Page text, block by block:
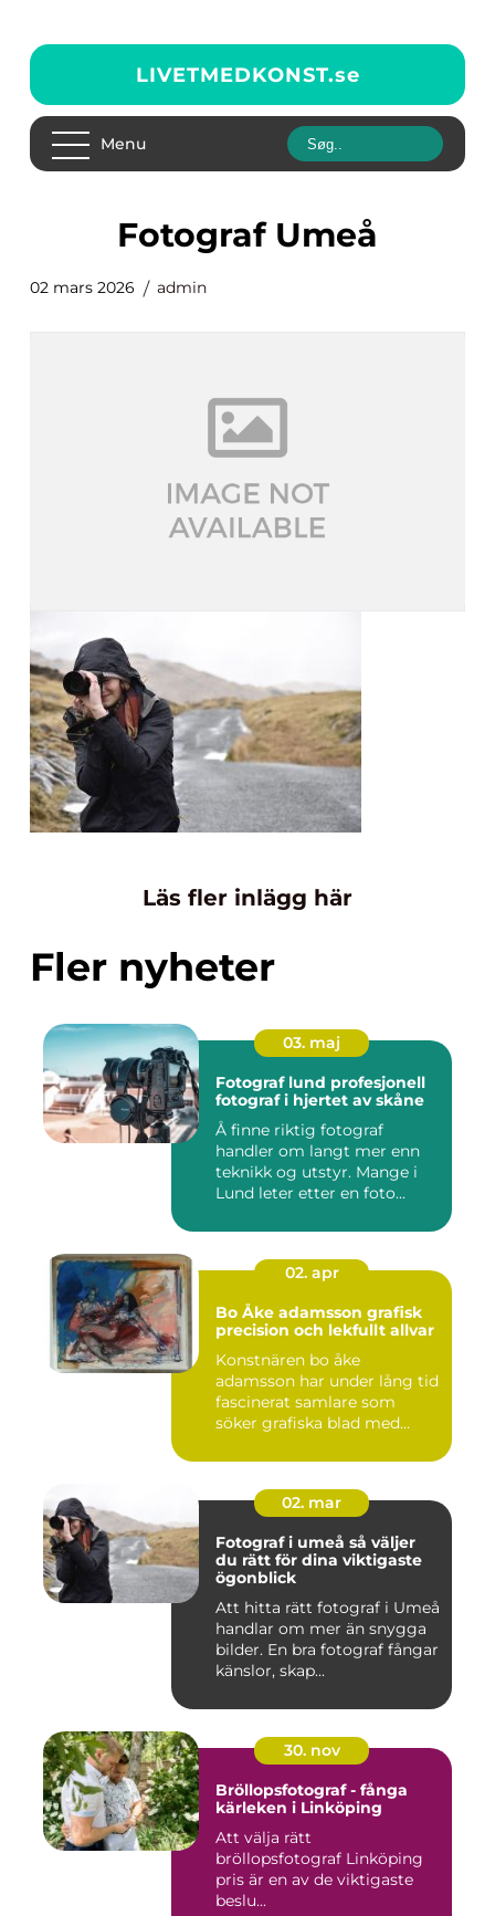
LIVETMEDKONST.se
Menu
fotograf Umeå
02 mars 2026 admin
Läs fler inlägg här
Fler nyheter
03. maj
Fotograf lund profesjonell
fotograf i hjertet av skåne
Å finne riktig fotograf
handler om langt mer enn
teknikk og utstyr. Mange i
Lund leter etter en foto...
02. apr
Bo Åke adamsson grafisk
precision och lekfullt allvar
Konstnären bo åke
adamsson har under lång tid
fascinerat samlare som
söker grafiska blad med
02. mar
Fotograf i umeå så väljer
du rätt för dina viktigaste
ögonblick
Att hitta rätt fotograf i Umeå
handlar om mer än snygga
bilder. En bra fotograf fångar
känslor, skap...
30. nov
Bröllopsfotograf - fånga
kärleken i Linköping
Att välja rätt
bröllopsfotograf Linköping
pris är en av de viktigaste
beslu...